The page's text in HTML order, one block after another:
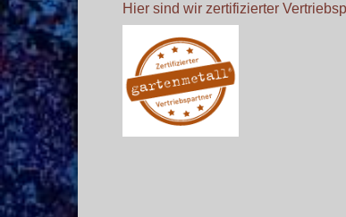
Hier sind wir zertifizierter